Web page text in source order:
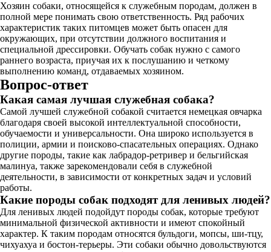
Хозяин собаки, относящейся к служебным породам, должен в
полной мере понимать свою ответственность. Ряд рабочих
характеристик таких питомцев может быть опасен для
окружающих, при отсутствии должного воспитания и
специальной дрессировки. Обучать собак нужно с самого
раннего возраста, приучая их к послушанию и четкому
выполнению команд, отдаваемых хозяином.
Вопрос-ответ
Какая самая лучшая служебная собака?
Самой лучшей служебной собакой считается немецкая овчарка
благодаря своей высокой интеллектуальной способности,
обучаемости и универсальности. Она широко используется в
полиции, армии и поисково-спасательных операциях. Однако
другие породы, такие как лабрадор-ретривер и бельгийская
малинуа, также зарекомендовали себя в служебной
деятельности, в зависимости от конкретных задач и условий
работы.
Какие породы собак подходят для ленивых людей?
Для ленивых людей подойдут породы собак, которые требуют
минимальной физической активности и имеют спокойный
характер. К таким породам относятся бульдоги, мопсы, ши-тцу,
чихуахуа и бостон-терьеры. Эти собаки обычно довольствуются